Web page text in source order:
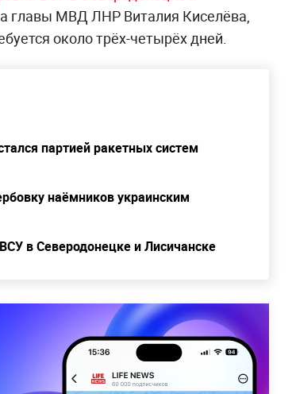
ВСУ в Северодонецке и
главы МВД ЛНР Виталия Киселёва,
около трёх-четырёх дней.
партией ракетных систем